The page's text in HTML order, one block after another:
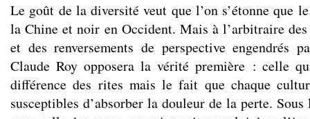
Le goût de la diversité veut que l’on s’étonne que
la Chine et noir en Occident. Mais à l’arbitraire
et des renversements de perspective engendrés
Claude Roy opposera la vérité première : celle
différence des rites mais le fait que chaque
susceptibles d’absorber la douleur de la perte.